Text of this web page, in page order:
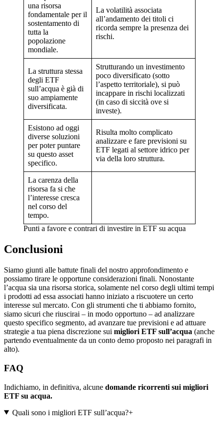
una risorsa
fondamentale per il
sostentamento di
tutta la
popolazione
mondiale.
La volatilità associata
all’andamento dei titoli ci
ricorda sempre la presenza dei
rischi.
La struttura stessa
degli ETF
sull’acqua è già di
suo ampiamente
diversificata.
Strutturando un investimento
poco diversificato (sotto
l’aspetto territoriale), si può
incappare in rischi localizzati
(in caso di siccità ove si
investe).
Esistono ad oggi
diverse soluzioni
per poter puntare
su questo asset
specifico.
Risulta molto complicato
analizzare e fare previsioni su
ETF legati al settore idrico per
via della loro struttura.
La carenza della
risorsa fa si che
l’interesse cresca
nel corso del
tempo.
Punti a favore e contrari di investire in ETF su acqua
Conclusioni
Siamo giunti alle battute finali del nostro approfondimento e
possiamo tirare le opportune considerazioni finali. Nonostante
l’acqua sia una risorsa storica, solamente nel corso degli ultimi tempi
i prodotti ad essa associati hanno iniziato a riscuotere un certo
interesse sul mercato. Con gli strumenti che ti abbiamo fornito,
siamo sicuri che riuscirai – in modo opportuno – ad analizzare
questo specifico segmento, ad avanzare tue previsioni e ad attuare
strategie a tua piena discrezione sui migliori ETF sull’acqua (anche
partendo eventualmente da un conto demo proposto nei paragrafi in
alto).
FAQ
Indichiamo, in definitiva, alcune domande ricorrenti sui migliori
ETF su acqua.
Quali sono i migliori ETF sull’acqua?+